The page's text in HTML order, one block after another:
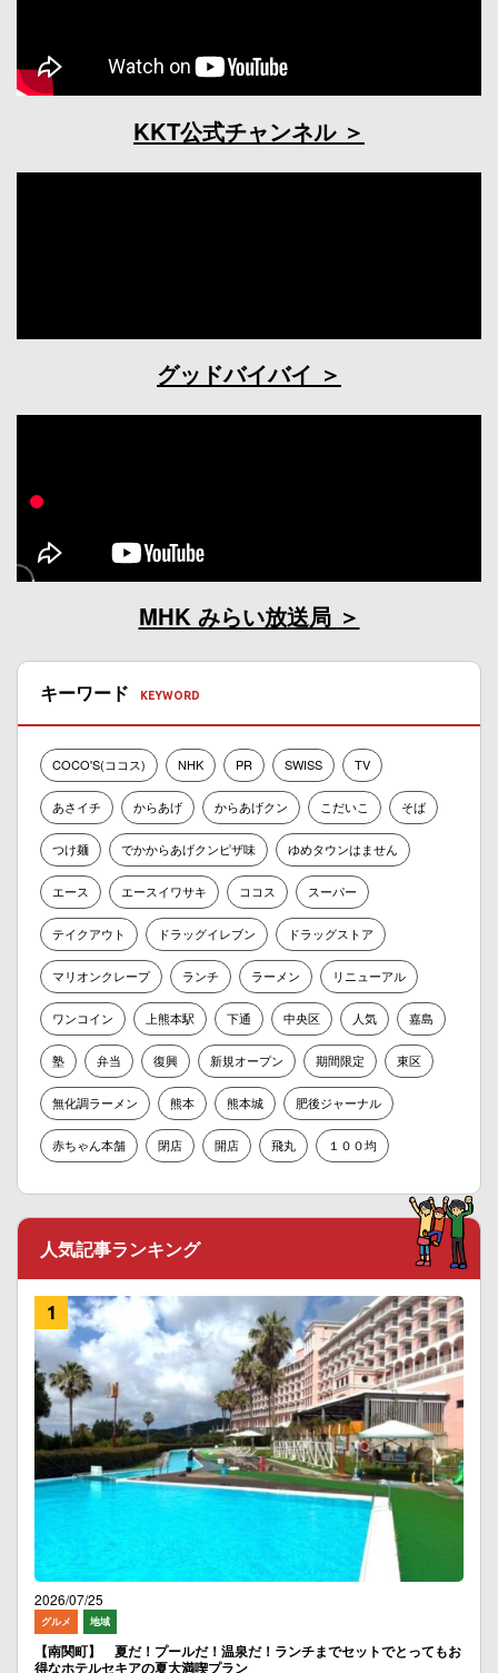
KKT公式チャンネル
グッドバイバイ
MHK みらい放送局
キーワード
COCO'S(ココス) NHK PR SWISS TV
あさイチ からあげ からあげクン こだいこ そば
つけ麺 でかからあげクンピザ味 ゆめタウンはません
エース エースイワサキ ココス スーパー
テイクアウト ドラッグイレブン ドラッグストア
マリオンクレープ ランチ ラーメン リニューアル
ワンコイン 上熊本駅 下通 中央区 人気 嘉島
塾 弁当 復興 新規オープン 期間限定 東区
無化調ラーメン 熊本 熊本城 肥後ジャーナル
赤ちゃん本舗 閉店 開店 飛丸 １００均
人気記事ランキング
2026/07/25
グルメ 地域
【南関町】 夏だ！プールだ！温泉だ！ランチまでセットでとってもお
得なホテルセキアの夏大満喫プラン